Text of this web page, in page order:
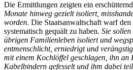
Die Ermittlungen zeigten ein
Monate hinweg gezielt isoliert,
worden. Die Staatsanwaltschaft warf
systematisch gequält zu haben. Sie
übrigen Familienleben isoliert und
entmenschlicht, erniedrigt und
mit einem Kochlöffel geschlagen, ihn an
Kabelbindern gefesselt und ihm dabei